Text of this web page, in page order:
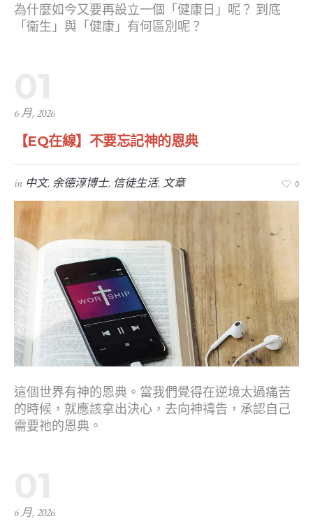
為什麼如今又要再設立一個「健康日」呢？ 到底
「衞生」與「健康」有何區別呢？
6 月, 2026
【EQ在線】不要忘記神的恩典
in 中文, 余德淳博士, 信徒生活,文章 0
這個世界有神的恩典。當我們覺得在逆境太過痛苦
的時候，就應該拿出決心，去向神禱告，承認自己
需要祂的恩典。
6 月, 2026